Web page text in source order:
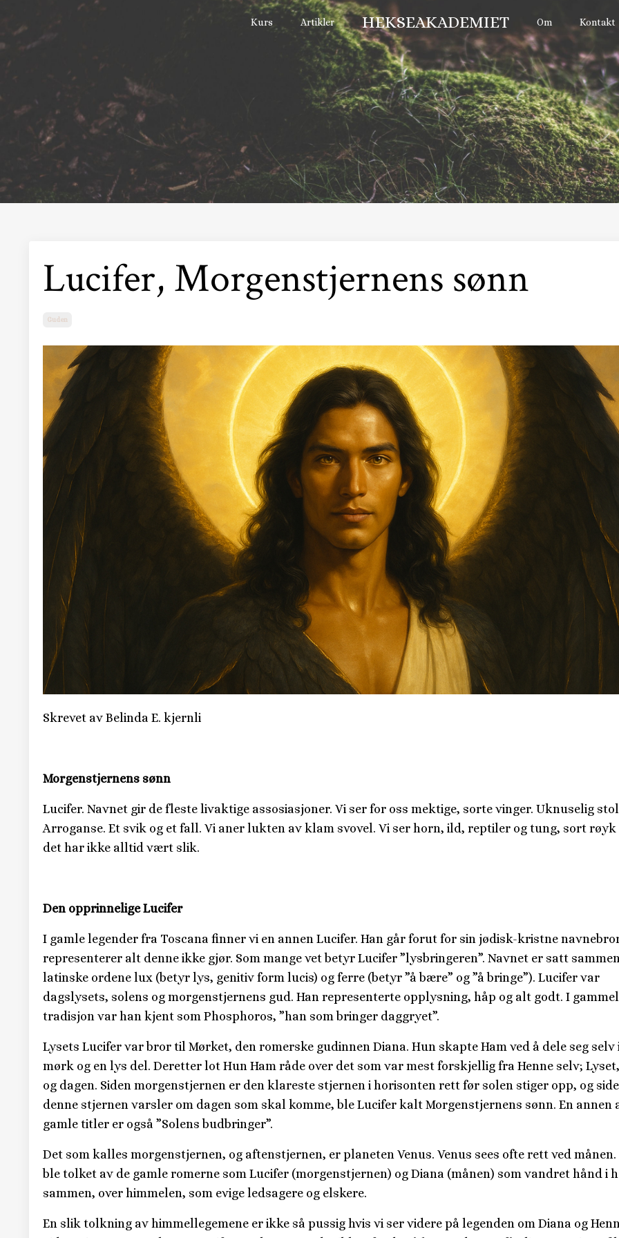
Kurs Artikler HEKSEAKADEMIET Om Kontakt
Lucifer, Morgenstjernens sønn
Guden
Skrevet av Belinda E. kjernli
Morgenstjernens sønn
Lucifer. Navnet gir de fleste livaktige assosiasjoner. Vi ser for oss mektige, sorte vinger. Uknuselig
Arroganse. Et svik og et fall. Vi aner lukten av klam svovel. Vi ser horn, ild, reptiler og tung, sort røyk
det har ikke alltid vært slik.
Den opprinnelige Lucifer
I gamle legender fra Toscana finner vi en annen Lucifer. Han går forut for sin jødisk-kristne
representerer alt denne ikke gjør. Som mange vet betyr Lucifer ”lysbringeren”. Navnet er satt
latinske ordene lux (betyr lys, genitiv form lucis) og ferre (betyr ”å bære” og ”å bringe”). Lucifer var
dagslysets, solens og morgenstjernens gud. Han representerte opplysning, håp og alt godt. I
tradisjon var han kjent som Phosphoros, ”han som bringer daggryet”.
Lysets Lucifer var bror til Mørket, den romerske gudinnen Diana. Hun skapte Ham ved å dele seg selv
mørk og en lys del. Deretter lot Hun Ham råde over det som var mest forskjellig fra Henne selv;
og dagen. Siden morgenstjernen er den klareste stjernen i horisonten rett før solen stiger opp, og
denne stjernen varsler om dagen som skal komme, ble Lucifer kalt Morgenstjernens sønn. En annen
gamle titler er også ”Solens budbringer”.
Det som kalles morgenstjernen, og aftenstjernen, er planeten Venus. Venus sees ofte rett ved
ble tolket av de gamle romerne som Lucifer (morgenstjernen) og Diana (månen) som vandret hånd i
sammen, over himmelen, som evige ledsagere og elskere.
En slik tolkning av himmellegemene er ikke så pussig hvis vi ser videre på legenden om Diana og